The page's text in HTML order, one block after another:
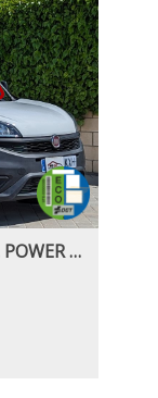
Fiat Doblo Cargo 1.4 T-JET NAT. POWER CNG Hybrido